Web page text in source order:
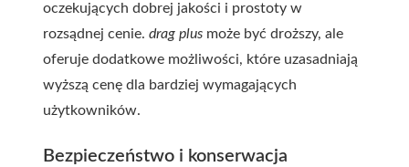
oczekujących dobrej jakości i prostoty w
rozsądnej cenie. drag plus może być droższy, ale
oferuje dodatkowe możliwości, które uzasadniają
wyższą cenę dla bardziej wymagających
użytkowników.
Bezpieczeństwo i konserwacja